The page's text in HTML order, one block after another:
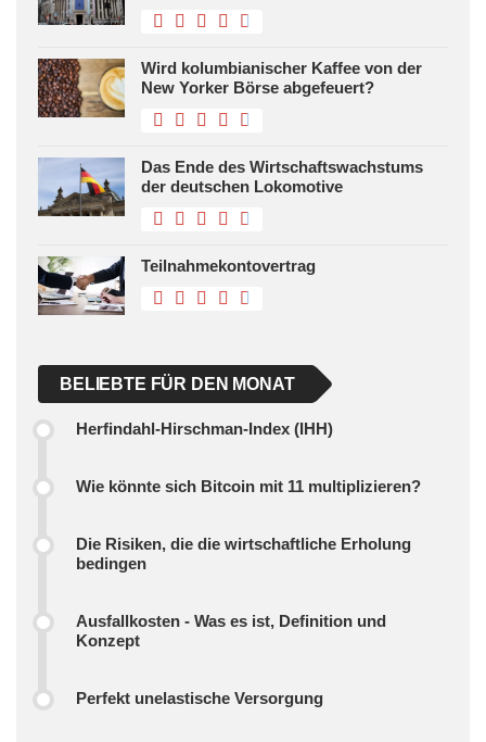
Wird kolumbianischer Kaffee von der
New Yorker Börse abgefeuert?
Das Ende des Wirtschaftswachstums
der deutschen Lokomotive
Teilnahmekontovertrag
BELIEBTE FÜR DEN MONAT
Herfindahl-Hirschman-Index (IHH)
Wie könnte sich Bitcoin mit 11 multiplizieren?
Die Risiken, die die wirtschaftliche Erholung
bedingen
Ausfallkosten - Was es ist, Definition und
Konzept
Perfekt unelastische Versorgung